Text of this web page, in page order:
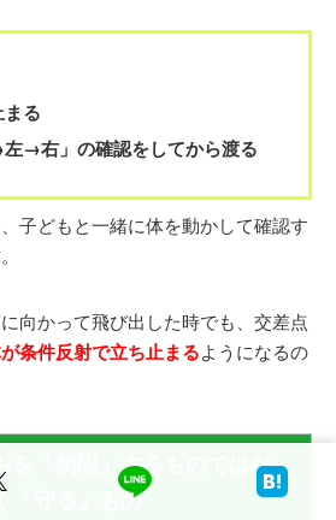
る
→右」の確認をしてから渡る
子どもと一緒に体を動かして確認す
向かって飛び出した時でも、交差点
条件反射で立ち止まるようになるの
を「制限」するものではな
「守る」もの